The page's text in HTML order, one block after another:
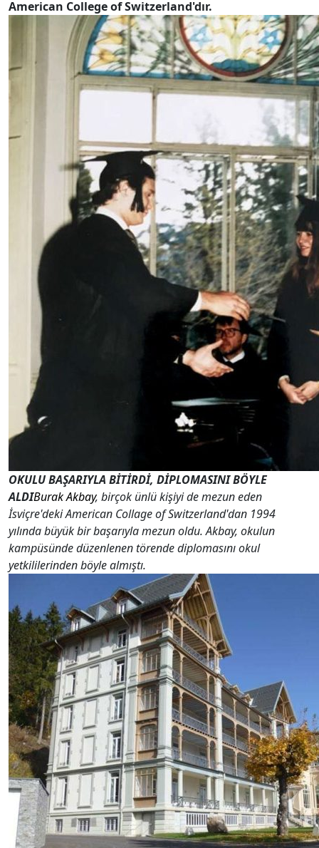
American College of Switzerland'dır.
OKULU BAŞARIYLA BİTİRDİ, DİPLOMASINI BÖYLE
ALDIBurak Akbay, birçok ünlü kişiyi de mezun eden
İsviçre'deki American Collage of Switzerland'dan 1994
yılında büyük bir başarıyla mezun oldu. Akbay, okulun
kampüsünde düzenlenen törende diplomasını okul
yetkililerinden böyle almıştı.